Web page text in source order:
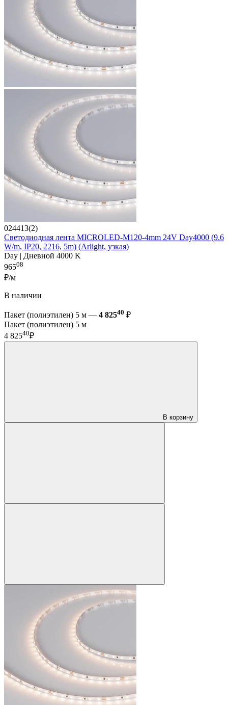
024413(2)
Светодиодная лента MICROLED-M120-4mm 24V Day4000 (9.6
W/m, IP20, 2216, 5m) (Arlight, узкая)
Day | Дневной 4000 K
96508
₽/м
В наличии
Пакет (полиэтилен) 5 м — 4 82540 ₽
Пакет (полиэтилен) 5 м
4 82540₽
В корзину